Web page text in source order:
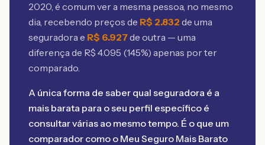
2020, é comum ver a mesma pessoa, no mesmo
dia, recebendo preços de R$ 2.832 de uma
seguradora e R$ 6.927de outra — uma
diferença de R$ 4.095 (145%) apenas por ter
comparado.
A única forma de saber qual seguradora é a
mais barata para o seu perfil específico é
consultar várias ao mesmo tempo. É o que um
comparador como o Meu Seguro Mais Barato